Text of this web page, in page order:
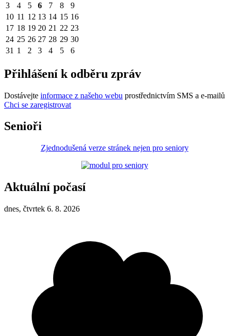
3
4 5 6 7 8
9
10 11 12 13 14 15 16
17 18 19 20 21 22 23
24 25 26 27 28 29 30
31 1 2 3 4 5 6
Přihlášení k odběru zpráv
Dostávejte informace z našeho webu prostřednictvím SMS a e-mailů
Chci se zaregistrovat
Senioři
Zjednodušená verze stránek nejen pro seniory
Aktuální počasí
dnes, čtvrtek 6. 8. 2026